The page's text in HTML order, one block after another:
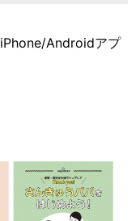
Androidアプ